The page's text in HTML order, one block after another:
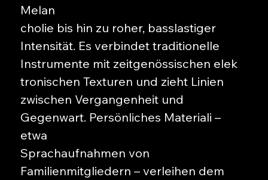
Melan
cholie bis hin zu roher, basslastiger
Intensität. Es verbindet traditionelle
Instrumente mit zeitgenössischen elek
tronischen Texturen und zieht Linien
zwischen Vergangenheit und
Gegenwart. Persönliches Materiali –
etwa
Sprachaufnahmen von
Familienmitgliedern – verleihen dem